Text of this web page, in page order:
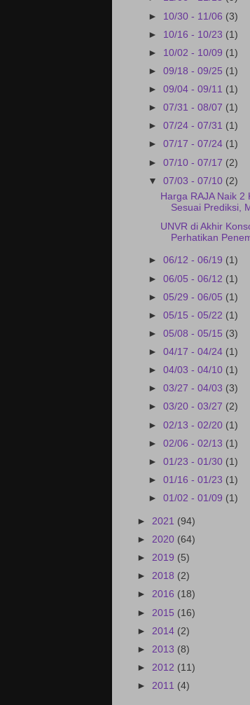
► 10/30 - 11/06 (3)
► 10/16 - 10/23 (1)
► 10/02 - 10/09 (1)
►09/18 - 09/25 (1)
►09/04 - 09/11 (1)
►07/31 - 08/07 (1)
►07/24 - 07/31 (1)
►07/17 - 07/24 (1)
►07/10 - 07/17 (2)
▼07/03 - 07/10 (2)
Harga RAJA Naik 2
Sesuai Prediksi,
UNVR di Akhir
Perhatikan
►06/12 - 06/19 (1)
►06/05 - 06/12 (1)
►05/29 - 06/05 (1)
►05/15 - 05/22 (1)
►05/08 - 05/15 (3)
►04/17 - 04/24 (1)
►04/03 - 04/10 (1)
►03/27 - 04/03 (3)
►03/20 - 03/27 (2)
►02/13 - 02/20 (1)
►02/06 - 02/13 (1)
►01/23 - 01/30 (1)
►01/16 - 01/23 (1)
►01/02 - 01/09 (1)
► 2021 (94)
► 2020 (64)
► 2019 (5)
► 2018 (2)
► 2016 (18)
► 2015 (16)
► 2014 (2)
► 2013 (8)
► 2012 (11)
► 2011 (4)